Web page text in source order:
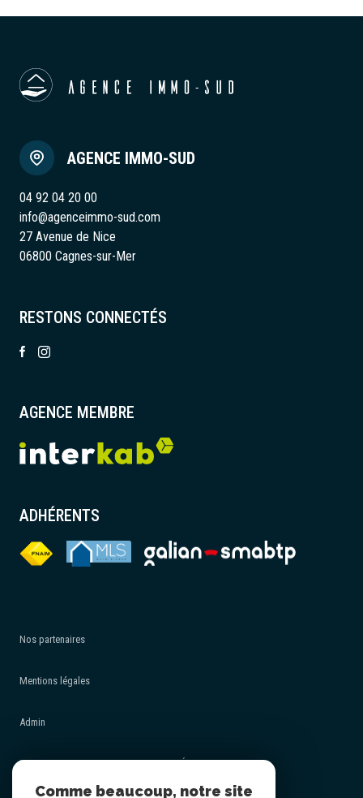
AGENCE IMMO-SUD
04 92 04 20 00
info@agenceimmo-sud.com
27 Avenue de Nice
06800 Cagnes-sur-Mer
RESTONS CONNECTÉS
AGENCE MEMBRE
ADHÉRENTS
Nos partenaires
Mentions légales
Admin
POLITIQUE DE PROTECTION DES DONNÉES - RGPD
Comme beaucoup, notre site